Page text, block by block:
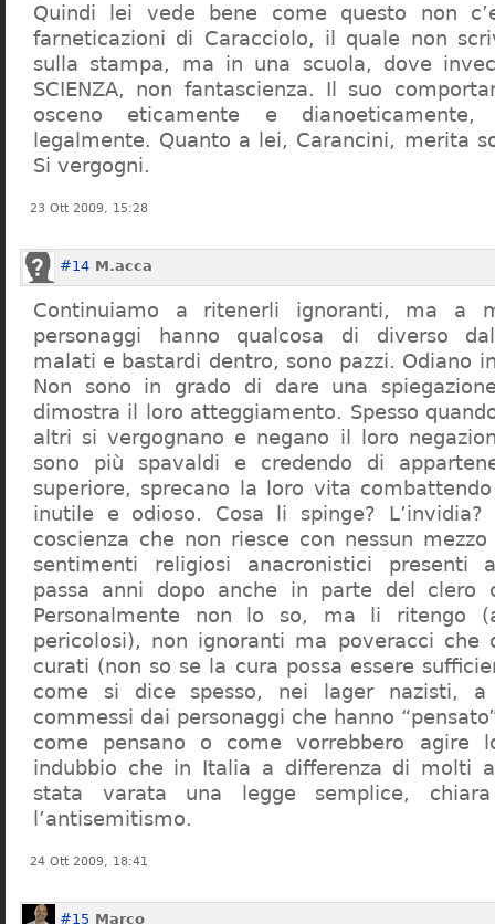
Quindi lei vede bene come questo non
farneticazioni di Caracciolo, il quale non
sulla stampa, ma in una scuola, dove
SCIENZA, non fantascienza. Il suo
osceno eticamente e dianoeticamente,
legalmente. Quanto a lei, Carancini, merita
Si vergogni.
23 Ott 2009, 15:28
#14 M.acca
Continuiamo a ritenerli ignoranti, ma a
personaggi hanno qualcosa di diverso
malati e bastardi dentro, sono pazzi. Odiano
Non sono in grado di dare una
dimostra il loro atteggiamento. Spesso
altri si vergognano e negano il loro
sono più spavaldi e credendo di
superiore, sprecano la loro vita
inutile e odioso. Cosa li spinge?
coscienza che non riesce con nessun
sentimenti religiosi anacronistici presenti
passa anni dopo anche in parte del clero
Personalmente non lo so, ma li ritengo
pericolosi), non ignoranti ma poveracci che
curati (non so se la cura possa essere
come si dice spesso, nei lager nazisti,
commessi dai personaggi che hanno
come pensano o come vorrebbero agire
indubbio che in Italia a differenza di molti
stata varata una legge semplice,
l’antisemitismo.
24 Ott 2009, 18:41
#15 Marco